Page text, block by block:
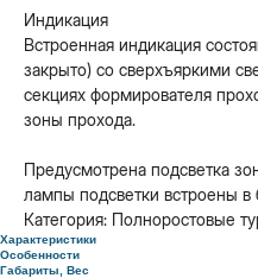
Индикация
Встроенная индикация
закрыто) со сверхъяркими
секциях формирователя
зоны прохода.
Предусмотрена подсветка
лампы подсветки встроены в
Категория: Полноростовые
Характеристики
Особенности
Габариты, Вес